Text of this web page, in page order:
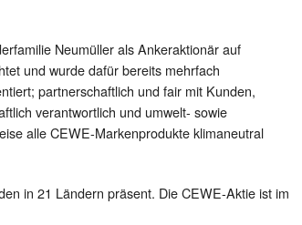
Neumüller als Ankeraktionär auf
und wurde dafür bereits mehrfach
partnerschaftlich und fair mit Kunden,
verantwortlich und umwelt- sowie
alle CEWE-Markenprodukte klimaneutral
in 21 Ländern präsent. Die CEWE-Aktie ist im